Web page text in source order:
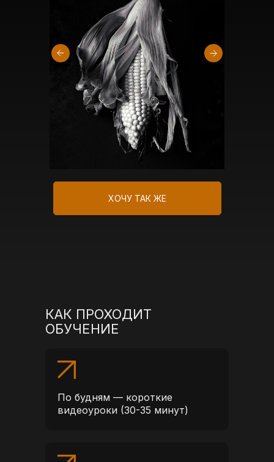
ХОЧУ ТАК ЖЕ
КАК ПРОХОДИТ
ОБУЧЕНИЕ
По будням — короткие
видеоуроки (30-35 минут)